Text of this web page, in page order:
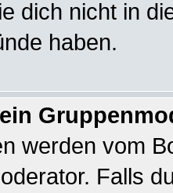
dich nicht in
haben.
werden vom
Falls